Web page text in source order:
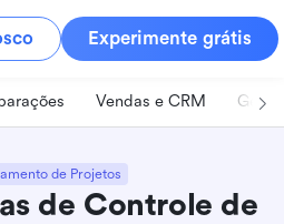
Experimente grátis
Vendas e CRM
de Projetos
de Controle de